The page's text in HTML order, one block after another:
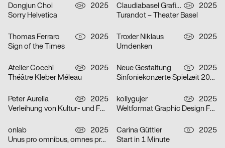
Dongjun Choi CH
2025
Sorry Helvetica
Claudiabasel Grafik + Interaktion CH
2025
Turandot – Theater Basel
Thomas Ferraro D
2025
Sign of the Times
Troxler Niklaus CH
2025
Umdenken
Atelier Cocchi CH
2025
Théâtre Kleber Méleau
Neue Gestaltung D
2025
Sinfoniekonzerte Spielzeit 2025/26
Peter Aurelia CH
2025
Verleihung von Kultur- und Förderpreis und Goldener Ehrenmedaille 2025 des Kantons Zürich
kollygujer CH
2025
Weltformat Graphic Design Festival 2025
onlab CH
2025
Unus pro omnibus, omnes pro uno
Carina Güttler D
2025
Start in 1 Minute